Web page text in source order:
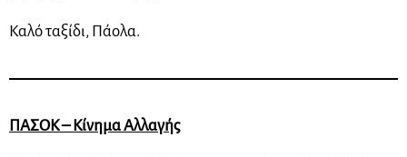
Καλό ταξίδι, Πάολα.
ΠΑΣΟΚ – Κίνημα Αλλαγής